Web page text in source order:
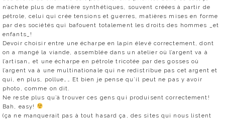
n’achète plus de matière synthétiques, souvent créées à partir de
pétrole, celui qui crée tensions et guerres, matières mises en forme
par des sociétés qui bafouent totalement les droits des hommes _et
enfants_!
Devoir choisir entre une écharpe en lapin élevé correctement, dont
on a mangé la viande, assemblée dans un atelier où l’argent va à
l’artisan… et une écharpe en pétrole tricotée par des gosses où
l’argent va à une multinationale qui ne redistribue pas cet argent et
qui, en plus, pollue…… Et bien je pense qu’il peut ne pas y avoir
photo, comme on dit.
Ne reste plus qu’à trouver ces gens qui produisent correctement!
Bah, easy!
(ça ne manquerait pas à tout hasard ça, des sites qui nous listent